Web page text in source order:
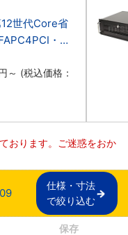
世代Core省
・
～ (税込価格：
おります。ご迷惑をおか
仕様・寸法
で絞り込む
保存